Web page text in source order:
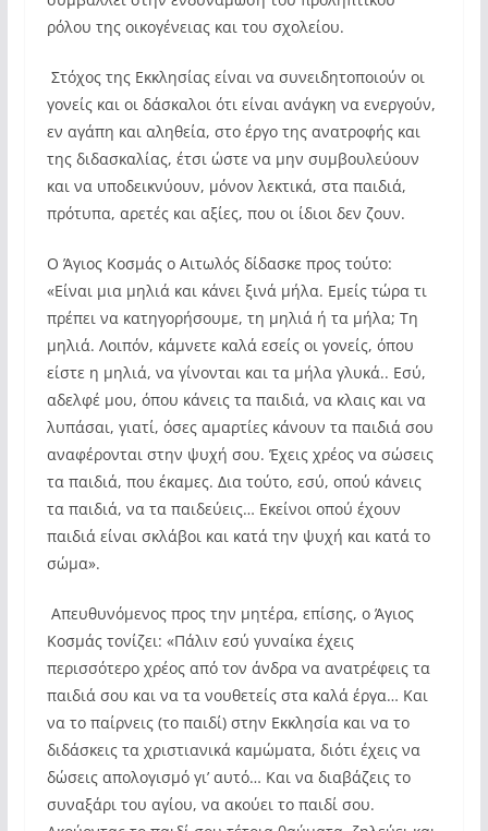
ρόλου της οικογένειας και του σχολείου.
Στόχος της Εκκλησίας είναι να συνειδητοποιούν οι
γονείς και οι δάσκαλοι ότι είναι ανάγκη να ενεργούν,
εν αγάπη και αληθεία, στο έργο της ανατροφής και
της διδασκαλίας, έτσι ώστε να μην συμβουλεύουν
και να υποδεικνύουν, μόνον λεκτικά, στα παιδιά,
πρότυπα, αρετές και αξίες, που οι ίδιοι δεν ζουν.
Ο Άγιος Κοσμάς ο Αιτωλός δίδασκε προς τούτο:
«Είναι μια μηλιά και κάνει ξινά μήλα. Εμείς τώρα τι
πρέπει να κατηγορήσουμε, τη μηλιά ή τα μήλα; Τη
μηλιά. Λοιπόν, κάμνετε καλά εσείς οι γονείς, όπου
είστε η μηλιά, να γίνονται και τα μήλα γλυκά.. Εσύ,
αδελφέ μου, όπου κάνεις τα παιδιά, να κλαις και να
λυπάσαι, γιατί, όσες αμαρτίες κάνουν τα παιδιά σου
αναφέρονται στην ψυχή σου. Έχεις χρέος να σώσεις
τα παιδιά, που έκαμες. Δια τούτο, εσύ, οπού κάνεις
τα παιδιά, να τα παιδεύεις… Εκείνοι οπού έχουν
παιδιά είναι σκλάβοι και κατά την ψυχή και κατά το
σώμα».
Απευθυνόμενος προς την μητέρα, επίσης, ο Άγιος
Κοσμάς τονίζει: «Πάλιν εσύ γυναίκα έχεις
περισσότερο χρέος από τον άνδρα να ανατρέφεις τα
παιδιά σου και να τα νουθετείς στα καλά έργα… Και
να το παίρνεις (το παιδί) στην Εκκλησία και να το
διδάσκεις τα χριστιανικά καμώματα, διότι έχεις να
δώσεις απολογισμό γι’ αυτό… Και να διαβάζεις το
συναξάρι του αγίου, να ακούει το παιδί σου.